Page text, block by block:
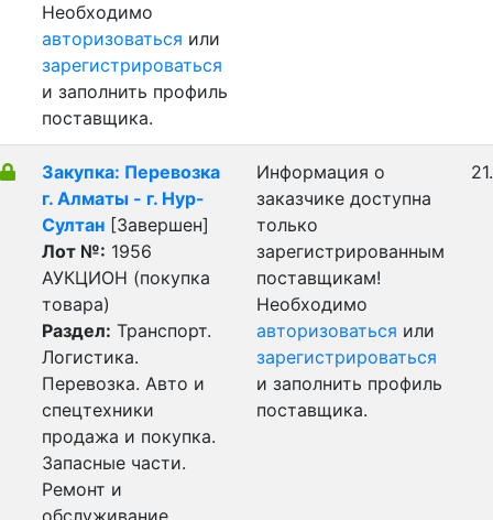
Необходимо
авторизоваться или
зарегистрироваться
и заполнить профиль
поставщика.
Закупка: Перевозка
г. Алматы - г. Нур-
Султан [Завершен]
Лот №: 1956
АУКЦИОН (покупка
товара)
Раздел: Транспорт.
Логистика.
Перевозка. Авто и
спецтехники
продажа и покупка.
Запасные части.
Ремонт и
обслуживание.
Информация о
заказчике доступна
только
зарегистрированным
поставщикам!
Необходимо
авторизоваться или
зарегистрироваться
и заполнить профиль
поставщика.